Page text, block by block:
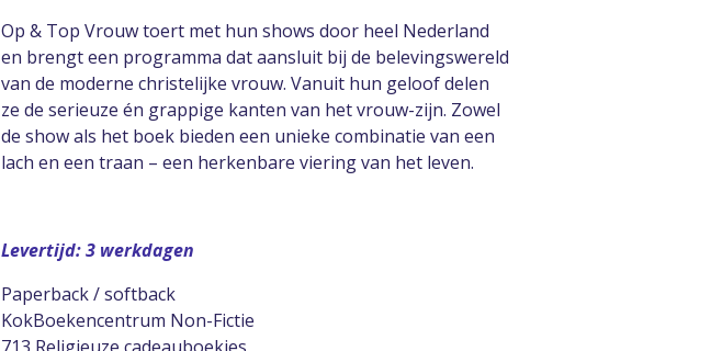
Op & Top Vrouw toert met hun shows door heel Nederland
en brengt een programma dat aansluit bij de belevingswereld
van de moderne christelijke vrouw. Vanuit hun geloof delen
ze de serieuze én grappige kanten van het vrouw-zijn. Zowel
de show als het boek bieden een unieke combinatie van een
lach en een traan – een herkenbare viering van het leven.
Levertijd: 3 werkdagen
Paperback / softback
KokBoekencentrum Non-Fictie